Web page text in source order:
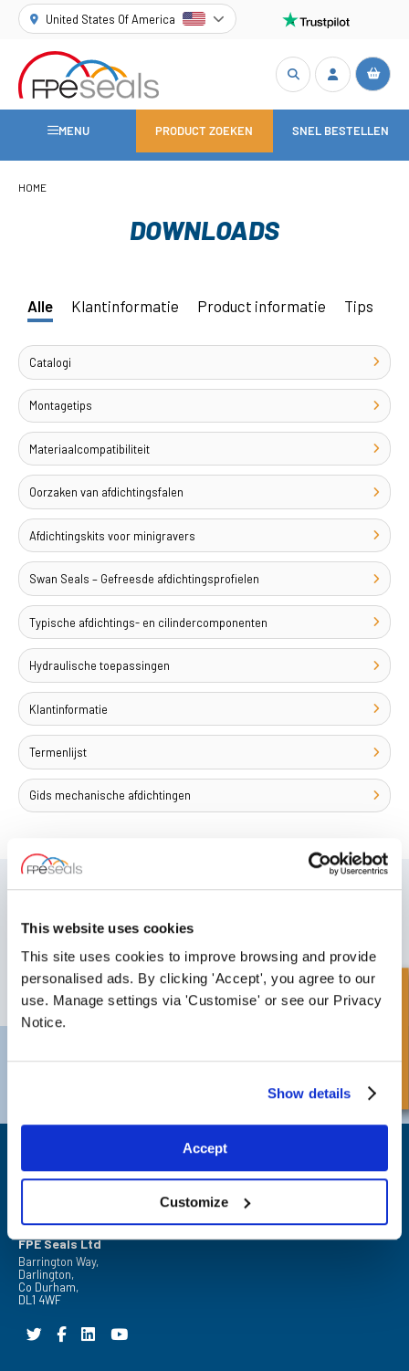
This website uses cookies
This site uses cookies to improve browsing and provide
personalised ads. By clicking 'Accept', you agree to our
use. Manage settings via 'Customise' or see our Privacy
Notice.
Show details
Accept
Customize
United States Of America
MENU PRODUCT ZOEKEN SNEL BESTELLEN
HOME
DOWNLOADS
Alle Klantinformatie Product informatie Tips
Catalogi
Montagetips
Materiaalcompatibiliteit
Oorzaken van afdichtingsfalen
Afdichtingskits voor minigravers
Swan Seals – Gefreesde afdichtingsprofielen
Typische afdichtings- en cilindercomponenten
Hydraulische toepassingen
Klantinformatie
Termenlijst
Gids mechanische afdichtingen
SCHRIJF JE IN VOOR ONZE NIEUWSBRIEF
ontvangen over onze laatste speciale aanbiedingen en nieuwe
producten.
ABONNEREN
Email:
FPE Seals Ltd
Barrington Way,
Darlington,
Co Durham,
DL1 4WF
Snel onderzoek